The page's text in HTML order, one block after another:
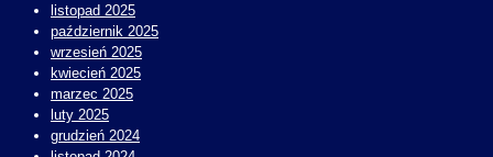
listopad 2025
październik 2025
wrzesień 2025
kwiecień 2025
marzec 2025
luty 2025
grudzień 2024